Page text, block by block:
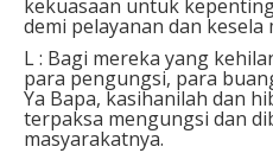
kekuasaan untuk
demi pelayanan dan
L : Bagi mereka yang
para pengungsi, para
Ya Bapa, kasihanilah dan
terpaksa mengungsi dan
masyarakatnya.⁣